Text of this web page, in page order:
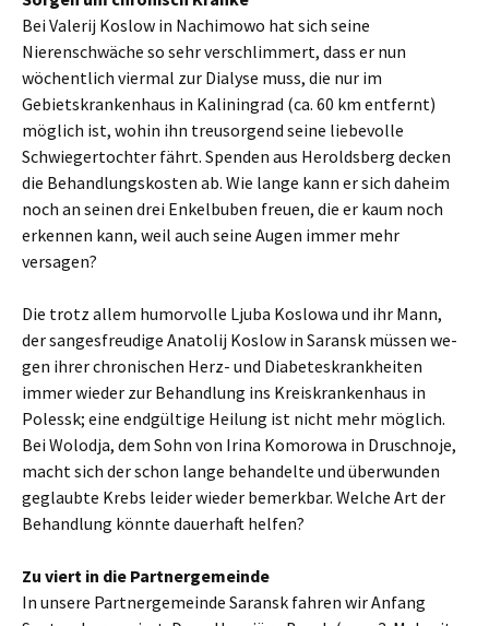
Bei Valerij Koslow in Nachimowo hat sich seine
Nierenschwäche so sehr verschlimmert, dass er nun
wöchentlich viermal zur Dialyse muss, die nur im
Gebietskrankenhaus in Kaliningrad (ca. 60 km entfernt)
möglich ist, wohin ihn treusorgend seine liebevolle
Schwiegertochter fährt. Spenden aus Heroldsberg decken
die Behandlungskosten ab. Wie lange kann er sich daheim
noch an seinen drei Enkelbuben freuen, die er kaum noch
erkennen kann, weil auch seine Augen immer mehr
versagen?
Die trotz allem humorvolle Ljuba Koslowa und ihr Mann,
der sangesfreudige Anatolij Koslow in Saransk müssen we-
gen ihrer chronischen Herz- und Diabeteskrankheiten
immer wieder zur Behandlung ins Kreiskrankenhaus in
Polessk; eine endgültige Heilung ist nicht mehr möglich.
Bei Wolodja, dem Sohn von Irina Komorowa in Druschnoje,
macht sich der schon lange behandelte und überwunden
geglaubte Krebs leider wieder bemerkbar. Welche Art der
Behandlung könnte dauerhaft helfen?
Zu viert in die Partnergemeinde
In unsere Partnergemeinde Saransk fahren wir Anfang